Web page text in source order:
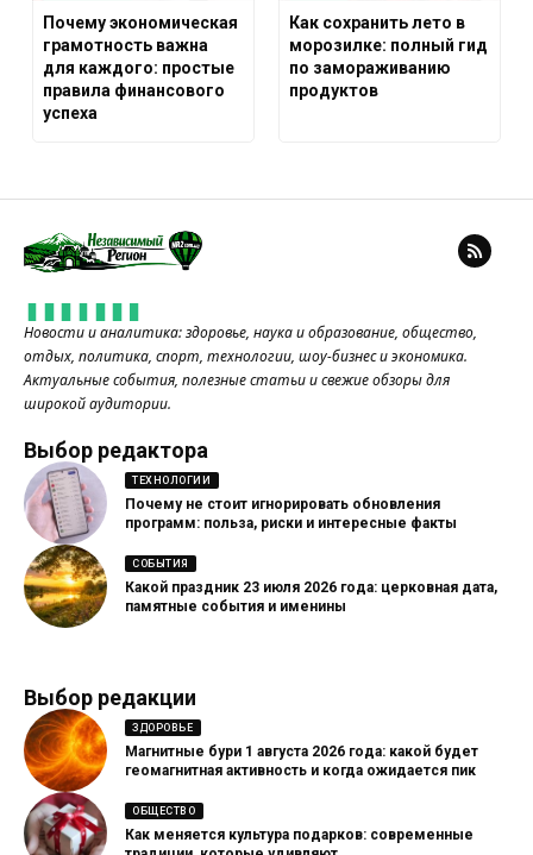
Почему экономическая
грамотность важна
для каждого: простые
правила финансового
успеха
Как сохранить лето в
морозилке: полный гид
по замораживанию
продуктов
Новости и аналитика: здоровье, наука и образование, общество,
отдых, политика, спорт, технологии, шоу-бизнес и экономика.
Актуальные события, полезные статьи и свежие обзоры для
широкой аудитории.
Выбор редактора
ТЕХНОЛОГИИ
Почему не стоит игнорировать обновления
программ: польза, риски и интересные факты
СОБЫТИЯ
Какой праздник 23 июля 2026 года: церковная дата,
памятные события и именины
Выбор редакции
ЗДОРОВЬЕ
Магнитные бури 1 августа 2026 года: какой будет
геомагнитная активность и когда ожидается пик
ОБЩЕСТВО
Как меняется культура подарков: современные